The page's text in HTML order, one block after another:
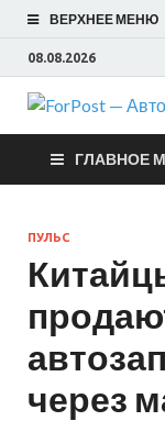
ВЕРХНЕЕ МЕНЮ
08.08.2026
ГЛАВНОЕ
ПУЛЬС
через